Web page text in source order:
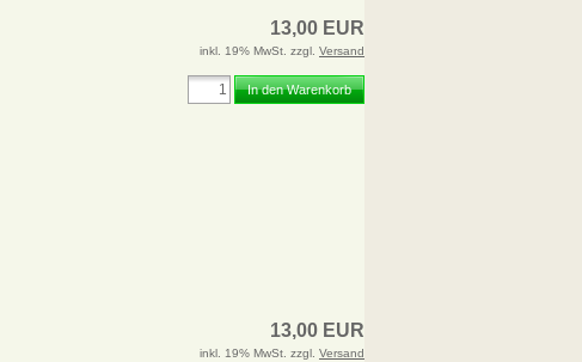
13,00 EUR
inkl. 19% MwSt. zzgl. Versand
In den Warenkorb
13,00 EUR
inkl. 19% MwSt. zzgl. Versand